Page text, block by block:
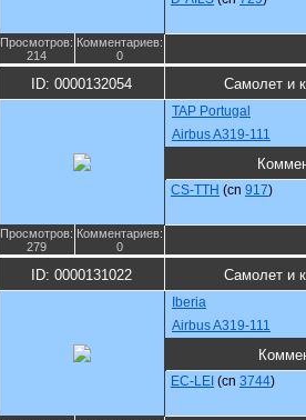
Просмотров:
214
Комментариев:
0
ID: 0000132054 Самолет и
TAP Portugal
Airbus A319-111
CS-TTH (cn 917)
Просмотров:
279
Комментариев:
0
ID: 0000131022 Самолет и
Iberia
Airbus A319-111
EC-LEI (cn 3744)